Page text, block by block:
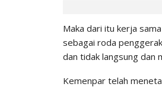
Maka dari itu kerja
sebagai roda
dan tidak langsung dan
Kemenpar telah